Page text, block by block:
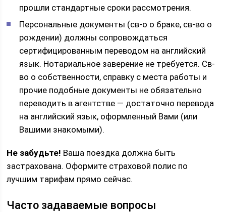
прошли стандартные сроки рассмотрения.
Персональные документы (св-о о браке, св-во о
рождении) должны сопровождаться
сертифицированным переводом на английский
язык. Нотариальное заверение не требуется. Св-
во о собственности, справку с места работы и
прочие подобные документы не обязательно
переводить в агентстве — достаточно перевода
на английский язык, оформленный Вами (или
Вашими знакомыми).
Не забудьте! Ваша поездка должна быть
застрахована. Оформите страховой полис по
лучшим тарифам прямо сейчас.
Часто задаваемые вопросы